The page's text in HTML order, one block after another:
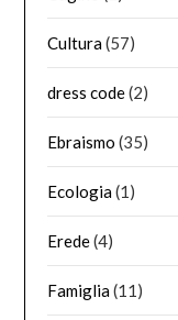
Cultura(57)
dress code(2)
Ebraismo (35)
Ecologia(1)
Erede(4)
Famiglia(11)